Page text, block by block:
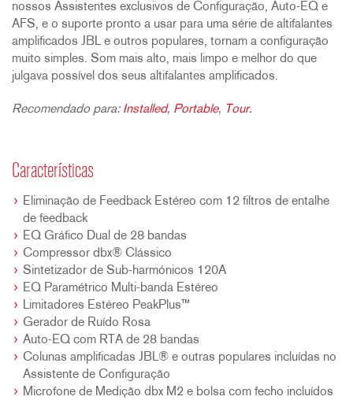
nossos Assistentes exclusivos de Configuração, Auto-EQ e
AFS, e o suporte pronto a usar para uma série de altifalantes
amplificados JBL e outros populares, tornam a configuração
muito simples. Som mais alto, mais limpo e melhor do que
julgava possível dos seus altifalantes amplificados.
Recomendado para: Installed, Portable, Tour.
Características
Eliminação de Feedback Estéreo com 12 filtros de entalhe
de feedback
EQ Gráfico Dual de 28 bandas
Compressor dbx® Clássico
Sintetizador de Sub-harmónicos 120A
EQ Paramétrico Multi-banda Estéreo
Limitadores Estéreo PeakPlus™
Gerador de Ruído Rosa
Auto-EQ com RTA de 28 bandas
Colunas amplificadas JBL® e outras populares incluídas no
Assistente de Configuração
Microfone de Medição dbx M2 e bolsa com fecho incluídos